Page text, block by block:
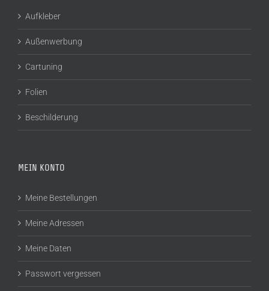
Aufkleber
Außenwerbung
Cartuning
Folien
Beschilderung
MEIN KONTO
Meine Bestellungen
Meine Adressen
Meine Daten
Passwort vergessen